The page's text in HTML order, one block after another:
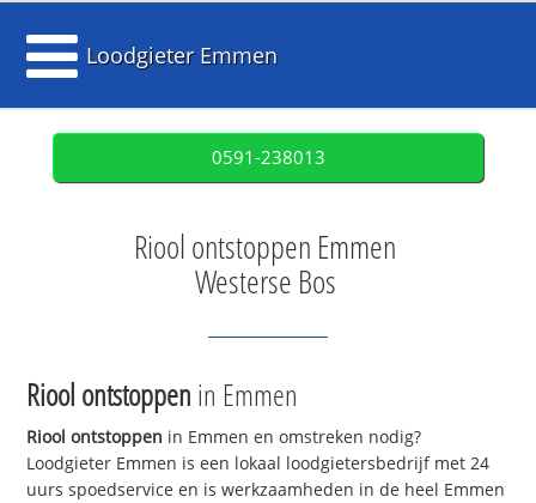
Loodgieter Emmen
0591-238013
Riool ontstoppen Emmen
Westerse Bos
Riool ontstoppen in Emmen
Riool ontstoppen in Emmen en omstreken nodig?
Loodgieter Emmen is een lokaal loodgietersbedrijf met 24
uurs spoedservice en is werkzaamheden in de heel Emmen